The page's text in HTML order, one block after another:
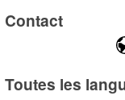
Contact
Toutes les